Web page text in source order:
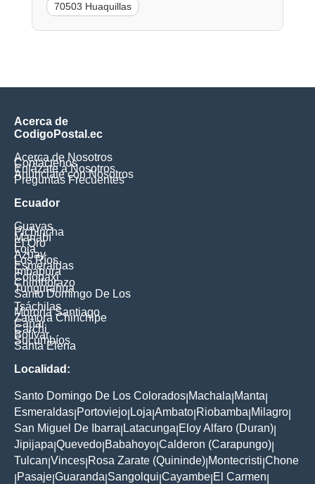
70503 Huaquillas
Acerca de
CodigoPostal.ec
Acerca de Nosotros
Contáctenos
Enlázate a Nosotros
Anúnciate con Nosotros
Preguntas Frecuentes
Ecuador
Guayas
Pichincha
Manabí
El Oro
Loja
Azuay
Los Ríos
Esmeraldas
Imbabura
Cotopaxi
Chimborazo
Tungurahua
Santo Domingo De Los
Tsáchilas
Morona Santiago
Zamora Chinchipe
Cañar
Carchi
Bolívar
Sucumbíos
Santa Elena
Localidad:
Santo Domingo De Los Colorados Machala Manta
Esmeraldas Portoviejo Loja Ambato Riobamba Milagro
San Miguel De Ibarra Latacunga Eloy Alfaro (Duran)
Jipijapa Quevedo Babahoyo Calderon (Carapungo)
Tulcan Vinces Rosa Zarate (Quininde) Montecristi Chone
Pasaje Guaranda Sangolqui Cayambe El Carmen